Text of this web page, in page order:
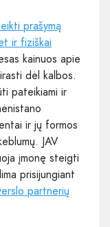
prašymą
ir fiziškai
kainuos apie
dėl kalbos.
pateikiami ir
ir jų formos
JAV
įmonę steigti
prisijungiant
partnerių